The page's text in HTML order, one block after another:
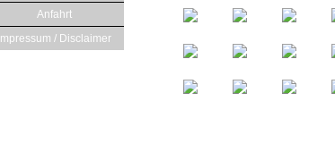
Anfahrt
Impressum / Disclaimer